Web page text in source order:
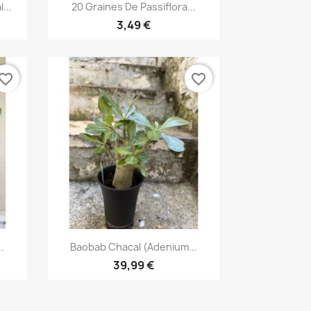
Aperçu rapide
20 Graines De Passiflora...
3,49 €
Aperçu rapide
Baobab Chacal (adenium...
39,99 €
favorite_border